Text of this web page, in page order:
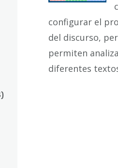
configurar el
del discurso,
permiten
diferentes